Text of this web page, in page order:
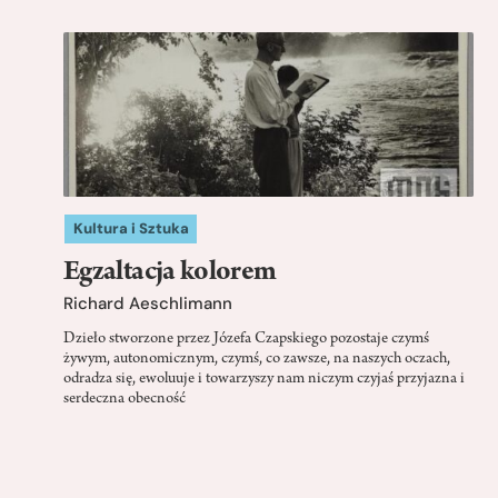
Kultura i Sztuka
Egzaltacja kolorem
Richard Aeschlimann
Dzieło stworzone przez Józefa Czapskiego pozostaje czymś
żywym, autonomicznym, czymś, co zawsze, na naszych oczach,
odradza się, ewoluuje i towarzyszy nam niczym czyjaś przyjazna i
serdeczna obecność